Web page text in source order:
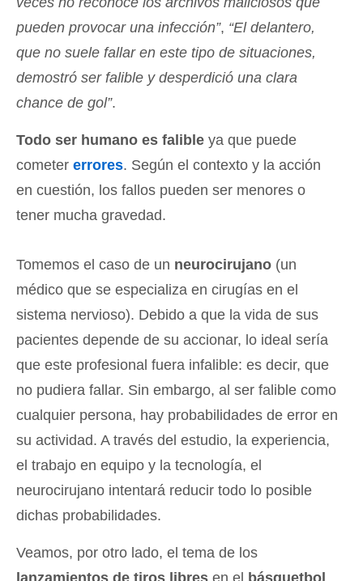
pueden provocar una infección”, “El delantero,
que no suele fallar en este tipo de situaciones,
demostró ser falible y desperdició una clara
chance de gol”.
Todo ser humano es falible ya que puede
cometer errores. Según el contexto y la acción
en cuestión, los fallos pueden ser menores o
tener mucha gravedad.
Tomemos el caso de un neurocirujano (un
médico que se especializa en cirugías en el
sistema nervioso). Debido a que la vida de sus
pacientes depende de su accionar, lo ideal sería
que este profesional fuera infalible: es decir, que
no pudiera fallar. Sin embargo, al ser falible como
cualquier persona, hay probabilidades de error en
su actividad. A través del estudio, la experiencia,
el trabajo en equipo y la tecnología, el
neurocirujano intentará reducir todo lo posible
dichas probabilidades.
Veamos, por otro lado, el tema de los
lanzamientos de tiros libres en el básquetbol